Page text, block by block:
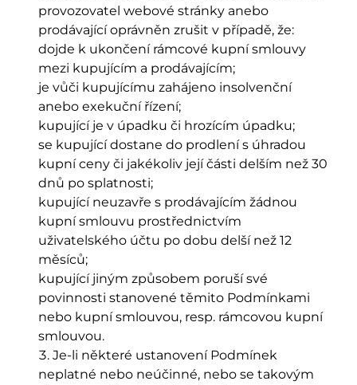
provozovatel webové stránky anebo
prodávající oprávněn zrušit v případě, že:
dojde k ukončení rámcové kupní smlouvy
mezi kupujícím a prodávajícím;
je vůči kupujícímu zahájeno insolvenční
anebo exekuční řízení;
kupující je v úpadku či hrozícím úpadku;
se kupující dostane do prodlení s úhradou
kupní ceny či jakékoliv její části delším než 30
dnů po splatnosti;
kupující neuzavře s prodávajícím žádnou
kupní smlouvu prostřednictvím
uživatelského účtu po dobu delší než 12
měsíců;
kupující jiným způsobem poruší své
povinnosti stanovené těmito Podmínkami
nebo kupní smlouvou, resp. rámcovou kupní
smlouvou.
Je-li některé ustanovení Podmínek
neplatné nebo neúčinné, nebo se takovým